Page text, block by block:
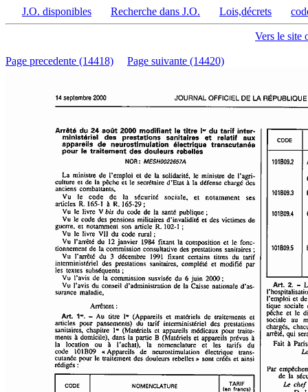
J.O. disponibles Recherche dans J.O. Lois,décrets
Vers le site
Page precedente (14418) Page suivante (14420)